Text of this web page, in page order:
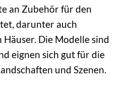
an Zubehör für den
darunter auch
Die Modelle sind
eignen sich gut für die
und Szenen.